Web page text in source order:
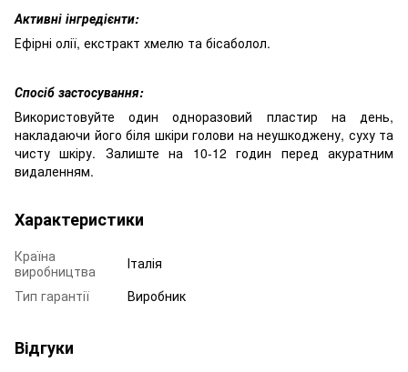
Активні інгредієнти:
Ефірні олії, екстракт хмелю та бісаболол.
Спосіб застосування:
Використовуйте один одноразовий пластир на день,
накладаючи його біля шкіри голови на неушкоджену, суху та
чисту шкіру. Залиште на 10-12 годин перед акуратним
видаленням.
Характеристики
Країна
виробництва
Італія
Тип гарантії
Виробник
Відгуки